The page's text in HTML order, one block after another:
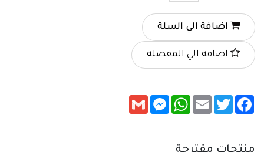
اضافة الي السلة
اضافة الي المفضلة
Facebook
Twitter
Email
WhatsApp
Messenger
Gmail